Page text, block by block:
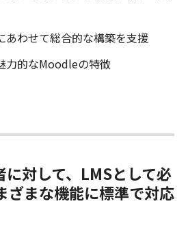
あわせて総合的な構築を支援
力的なMoodleの特徴
に対して、LMSとして必
ざまな機能に標準で対応